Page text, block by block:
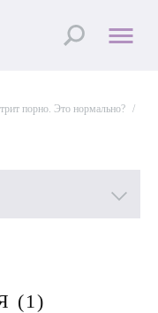
пoрнo. Это нормально? /
(1)